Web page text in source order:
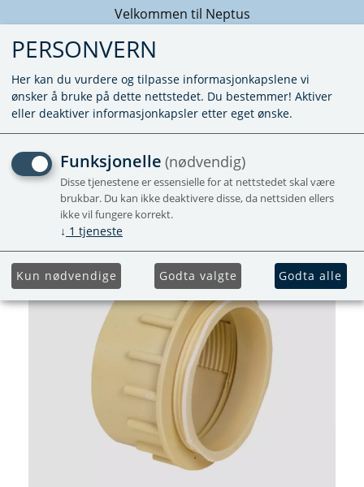
Velkommen til Neptus
TILKOBLINGSSTUSS
Forhåndsbestill
PERSONVERN
Her kan du vurdere og tilpasse informasjonkapslene vi
ønsker å bruke på dette nettstedet. Du bestemmer! Aktiver
eller deaktiver informasjonkapsler etter eget ønske.
Funksjonelle (nødvendig)
Disse tjenestene er essensielle for at nettstedet skal være
brukbar. Du kan ikke deaktivere disse, da nettsiden ellers
ikke vil fungere korrekt.
↓ 1 tjeneste
Kun nødvendige Godta valgte Godta alle